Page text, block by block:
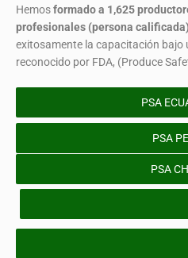
Hemosformadoa 1,625
profesionales (persona calificada)
exitosamente la capacitación
reconocido por FDA, (Produce
PSA
PSA
PSA